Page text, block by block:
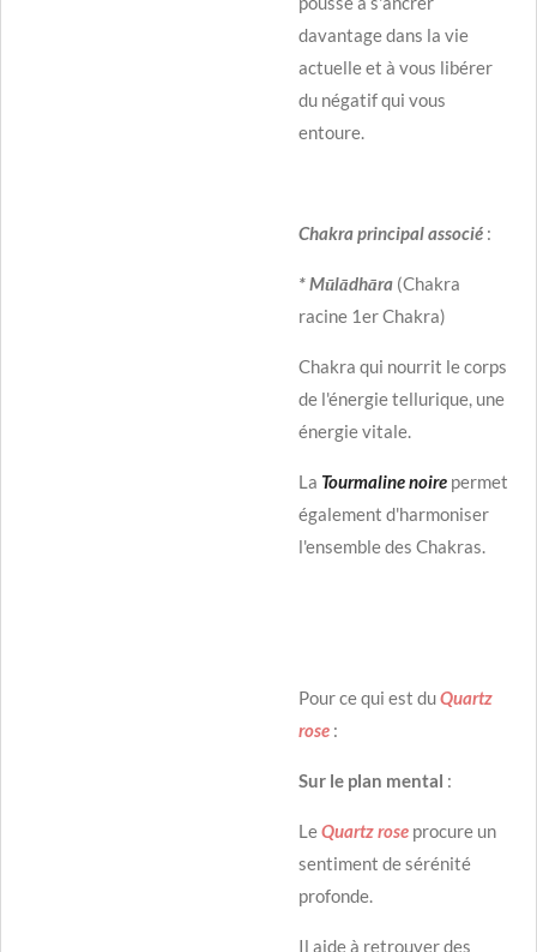
davantage dans la vie
actuelle et à vous libérer
du négatif qui vous
entoure.
Chakra principal associé :
* Mūlādhāra (Chakra
racine 1er Chakra)
Chakra qui nourrit le corps
de l'énergie tellurique, une
énergie vitale.
La Tourmaline noire permet
également d'harmoniser
l'ensemble des Chakras.
Pour ce qui est duQuartz
rose :
Sur le plan mental :
LeQuartz rose procure un
sentiment de sérénité
profonde.
Il aide à retrouver des